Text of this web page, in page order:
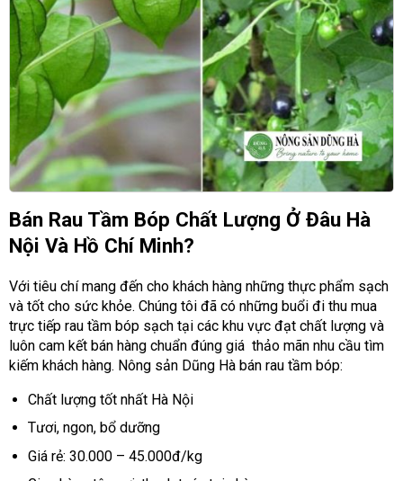
Bán Rau Tầm Bóp Chất Lượng Ở Đâu Hà
Nội Và Hồ Chí Minh?
Với tiêu chí mang đến cho khách hàng những thực phẩm sạch
và tốt cho sức khỏe. Chúng tôi đã có những buổi đi thu mua
trực tiếp rau tầm bóp sạch tại các khu vực đạt chất lượng và
luôn cam kết bán hàng chuẩn đúng giá thảo mãn nhu cầu tìm
kiếm khách hàng. Nông sản Dũng Hà bán rau tầm bóp:
Chất lượng tốt nhất Hà Nội
Tươi, ngon, bổ dưỡng
Giá rẻ: 30.000 – 45.000đ/kg